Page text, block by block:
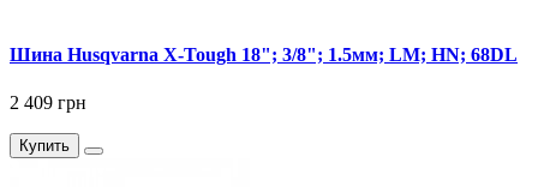
Шина Husqvarna X-Tough 18"; 3/8"; 1.5мм; LM; HN; 68DL
2 409 грн
Купить